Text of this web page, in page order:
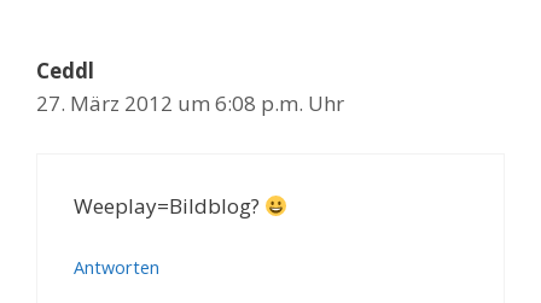
Ceddl
27. März 2012 um 6:08 p.m. Uhr
Weeplay=Bildblog?
Antworten